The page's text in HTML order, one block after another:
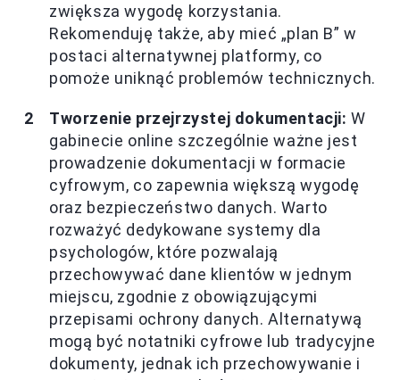
zwiększa wygodę korzystania.
Rekomenduję także, aby mieć „plan B” w
postaci alternatywnej platformy, co
pomoże uniknąć problemów technicznych.
Tworzenie przejrzystej dokumentacji: W
gabinecie online szczególnie ważne jest
prowadzenie dokumentacji w formacie
cyfrowym, co zapewnia większą wygodę
oraz bezpieczeństwo danych. Warto
rozważyć dedykowane systemy dla
psychologów, które pozwalają
przechowywać dane klientów w jednym
miejscu, zgodnie z obowiązującymi
przepisami ochrony danych. Alternatywą
mogą być notatniki cyfrowe lub tradycyjne
dokumenty, jednak ich przechowywanie i